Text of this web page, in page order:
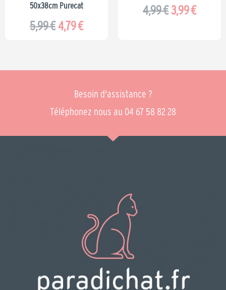
50x38cm Purecat
5,99€4,79€
4,99€ 3,99€
Besoin d'assistance ?
Téléphonez nous au 04 67 58 82 28